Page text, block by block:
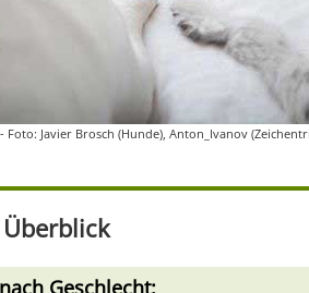
Javier Brosch (Hunde), Anton_Ivanov
Geschlecht: